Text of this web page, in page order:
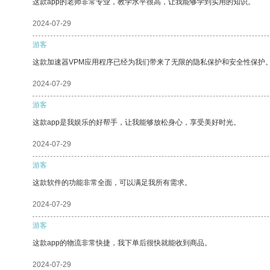
这款app的老师非常专业，教学水平很高，让我能够学到实用的知识。
2024-07-29
游客
这款加速器VPM应用程序已经为我们带来了无限的隐私保护和安全性保护
2024-07-29
游客
这款app是我娱乐的好帮手，让我能够放松身心，享受美好时光。
2024-07-29
游客
这款软件的功能非常全面，可以满足我所有需求。
2024-07-29
游客
这款app的物流非常快捷，我下单后很快就能收到商品。
2024-07-29